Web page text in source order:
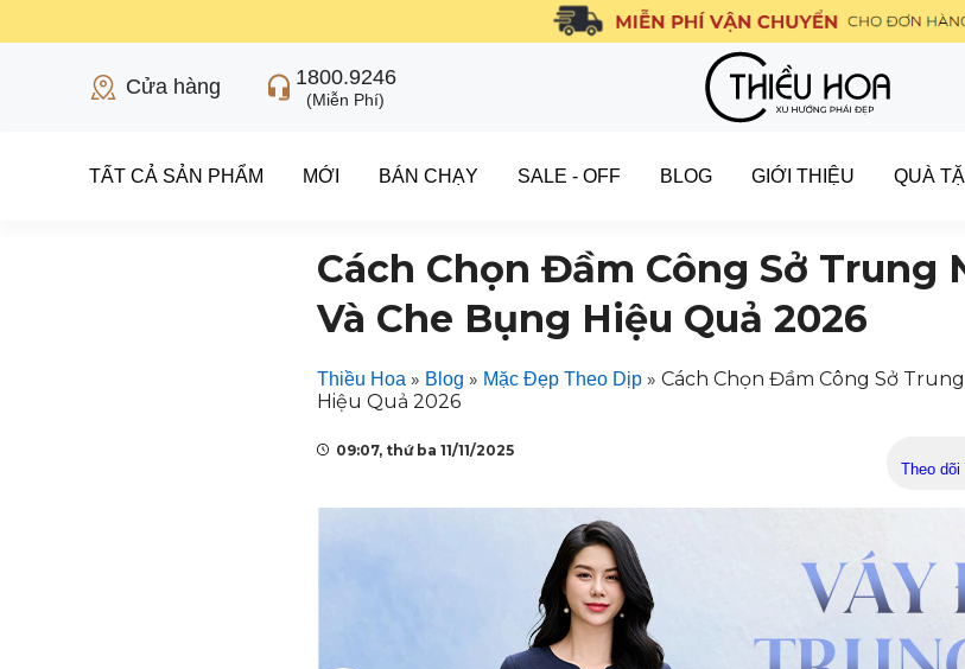
Cửa hàng 1800.9246
(Miễn Phí)
TẤT CẢ SẢN PHẨM MỚI BÁN CHẠY SALE - OFF BLOG GIỚI THIỆU QUÀ
Cách Chọn Đầm Công Sở Trung
Và Che Bụng Hiệu Quả 2026
Thiều Hoa » Blog » Mặc Đẹp Theo Dịp » Cách Chọn Đầm Công Sở
Hiệu Quả 2026
09:07, thứ ba 11/11/2025
Theo dõi